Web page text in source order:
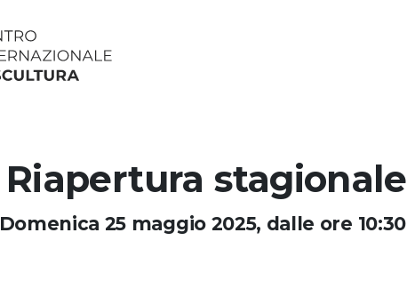
Riapertura stagionale
Domenica 25 maggio 2025, dalle ore 10:30